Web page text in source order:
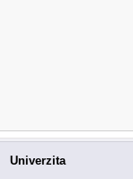
Univerzita